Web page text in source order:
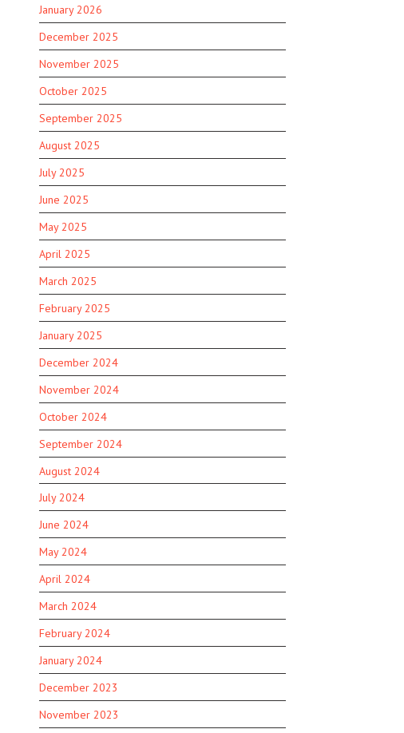
January 2026
December 2025
November 2025
October 2025
September 2025
August 2025
July 2025
June 2025
May 2025
April 2025
March 2025
February 2025
January 2025
December 2024
November 2024
October 2024
September 2024
August 2024
July 2024
June 2024
May 2024
April 2024
March 2024
February 2024
January 2024
December 2023
November 2023